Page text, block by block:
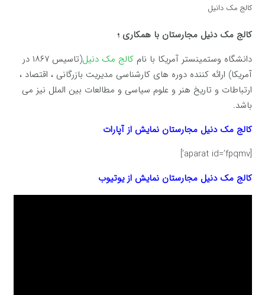
کالج مک دانیل
کالج مک دنیل مجارستان با همکاری ؛
دانشگاه وستمینستر آمریکا با نامکالج مک دنیل
(تاسیس ۱۸۶۷ در
آمریکا) ارائه کننده دوره های کارشناسی مدیریت بازرگانی ، اقتصاد ،
ارتباطات و تاریخ هنر و علوم سیاسی و مطالعات بین الملل نیز می
باشد.
کالج مک دنیل مجارستان نمایش از آپارات
[aparat id=’fpqmv’]
کالج مک دنیل مجارستان نمایش از یوتیوب